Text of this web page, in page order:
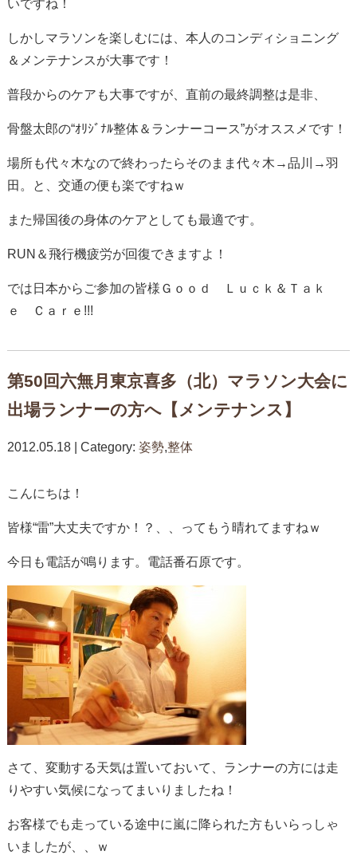
いですね！
しかしマラソンを楽しむには、本人のコンディショニング
＆メンテナンスが大事です！
普段からのケアも大事ですが、直前の最終調整は是非、
骨盤太郎の“ｵﾘｼﾞﾅﾙ整体＆ランナーコース”がオススメです！
場所も代々木なので終わったらそのまま代々木→品川→羽
田。と、交通の便も楽ですねｗ
また帰国後の身体のケアとしても最適です。
RUN＆飛行機疲労が回復できますよ！
では日本からご参加の皆様Ｇｏｏｄ Ｌｕｃｋ＆Ｔａｋ
ｅ Ｃａｒｅ!!!
第50回六無月東京喜多（北）マラソン大会に
出場ランナーの方へ【メンテナンス】
2012.05.18 | Category: 姿勢,整体
こんにちは！
皆様“雷”大丈夫ですか！？、、ってもう晴れてますねｗ
今日も電話が鳴ります。電話番石原です。
さて、変動する天気は置いておいて、ランナーの方には走
りやすい気候になってまいりましたね！
お客様でも走っている途中に嵐に降られた方もいらっしゃ
いましたが、、ｗ